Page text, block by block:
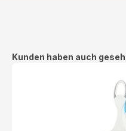
Produktgalerie überspringen
Kunden haben auch